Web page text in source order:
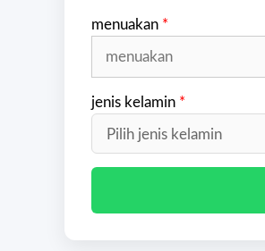
menuakan *
jenis kelamin *